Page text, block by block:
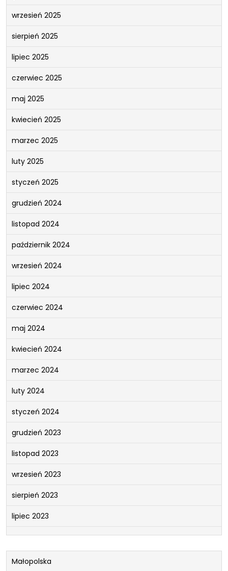
wrzesień 2025
sierpień 2025
lipiec 2025
czerwiec 2025
maj 2025
kwiecień 2025
marzec 2025
luty 2025
styczeń 2025
grudzień 2024
listopad 2024
październik 2024
wrzesień 2024
lipiec 2024
czerwiec 2024
maj 2024
kwiecień 2024
marzec 2024
luty 2024
styczeń 2024
grudzień 2023
listopad 2023
wrzesień 2023
sierpień 2023
lipiec 2023
Małopolska